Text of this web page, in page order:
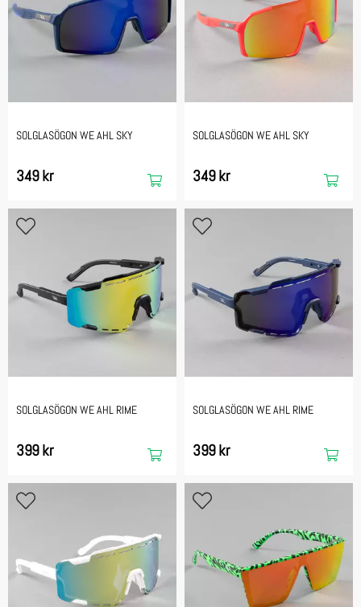
SOLGLASÖGON WE AHL SKY
349 kr
SOLGLASÖGON WE AHL SKY
349 kr
SOLGLASÖGON WE AHL RIME
399 kr
SOLGLASÖGON WE AHL RIME
399 kr